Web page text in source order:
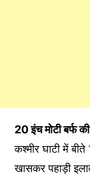
20 इंच मोटी बर्फ
कश्मीर घाटी में बीते
खासकर पहाड़ी